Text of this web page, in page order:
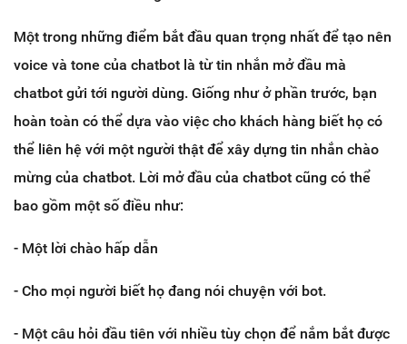
Một trong những điểm bắt đầu quan trọng nhất để tạo nên
voice và tone của chatbot là từ tin nhắn mở đầu mà
chatbot gửi tới người dùng. Giống như ở phần trước, bạn
hoàn toàn có thể dựa vào việc cho khách hàng biết họ có
thể liên hệ với một người thật để xây dựng tin nhắn chào
mừng của chatbot. Lời mở đầu của chatbot cũng có thể
bao gồm một số điều như:
- Một lời chào hấp dẫn
- Cho mọi người biết họ đang nói chuyện với bot.
- Một câu hỏi đầu tiên với nhiều tùy chọn để nắm bắt được